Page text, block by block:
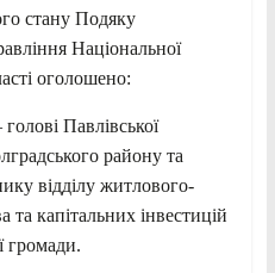
стану Подяку
Національної
оголошено:
Павлівської
району та
відділу житлового-
та капітальних інвестицій
громади.